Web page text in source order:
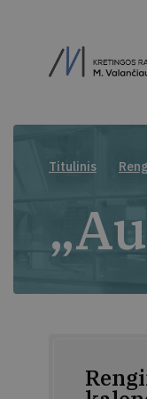
Titulinis